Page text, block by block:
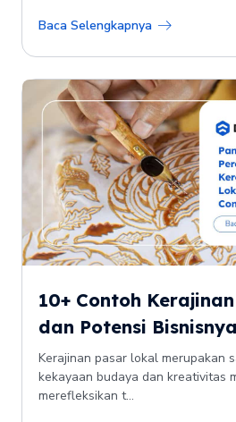
Baca Selengkapnya
10+ Contoh
dan Potensi Bisnisnya
Kerajinan pasar lokal merupakan
kekayaan budaya dan kreativitas
merefleksikan t...